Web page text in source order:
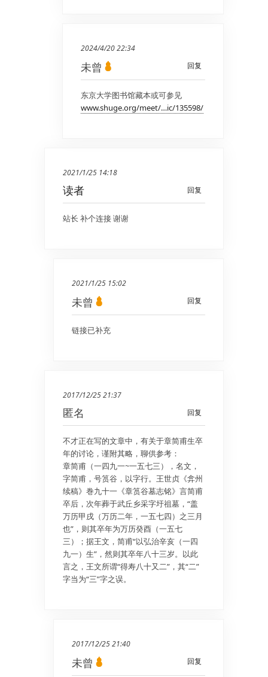
2024/4/20 22:34
回复
未曾
东京大学图书馆藏本或可参见
www.shuge.org/meet/…ic/135598/
2021/1/25 14:18
回复
读者
站长 补个连接 谢谢
2021/1/25 15:02
回复
未曾
链接已补充
2017/12/25 21:37
回复
匿名
不才正在写的文章中，有关于章简甫生卒
年的讨论，谨附其略，聊供参考：
章简甫（一四九一~一五七三），名文，
字简甫，号筼谷，以字行。王世贞《弇州
续稿》巻九十一《章筼谷墓志铭》言简甫
卒后，次年葬于武丘乡采字圩祖墓，“盖
万历甲戌（万历二年，一五七四）之三月
也”，则其卒年为万历癸酉（一五七
三）；据王文，简甫“以弘治辛亥（一四
九一）生”，然则其卒年八十三岁。以此
言之，王文所谓“得寿八十又二”，其“二”
字当为“三”字之误。
2017/12/25 21:40
回复
未曾